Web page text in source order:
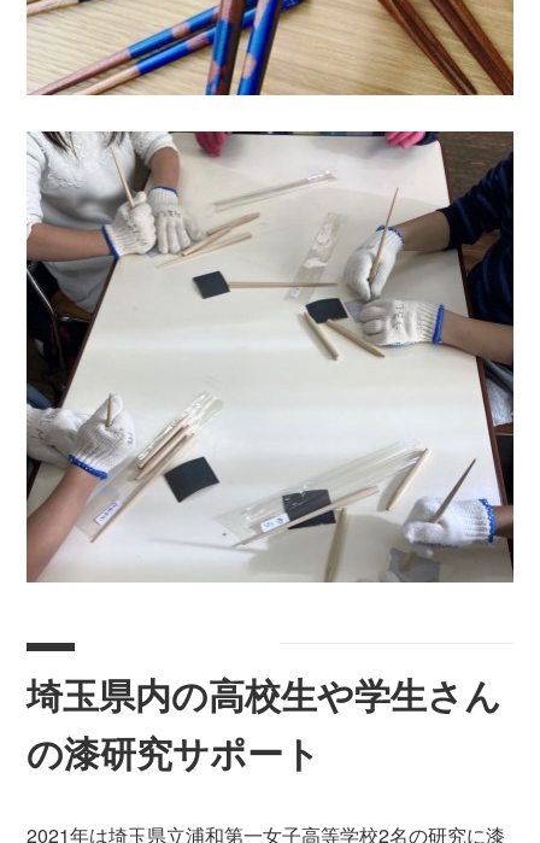
埼玉県内の高校生や学生さん
の漆研究サポート
2021年は埼玉県立浦和第一女子高等学校2名の研究に漆